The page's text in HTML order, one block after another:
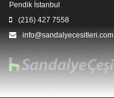
Pendik İstanbul
(216) 427 7558
info@sandalyecesitleri.com